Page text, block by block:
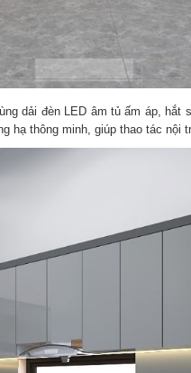
dải đèn LED âm tủ ấm áp, hắt
thông minh, giúp thao tác nội